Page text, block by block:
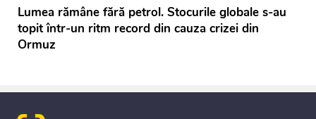
Lumea rămâne fără petrol. Stocurile globale s-au
topit într-un ritm record din cauza crizei din
Ormuz